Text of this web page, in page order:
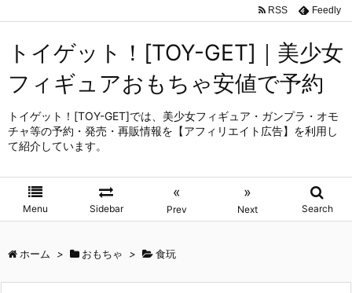
トイゲット！[TOY-GET]｜美少女
フィギュアおもちゃ安値で予約
トイゲット！[TOY-GET]では、美少女フィギュア・ガンプラ・オモ
チャ等の予約・発売・再販情報を【アフィリエイト広告】を利用し
て紹介しています。
Menu Sidebar
«
Prev
»
Next Search
RSS Feedly
ホーム > おもちゃ > 食玩